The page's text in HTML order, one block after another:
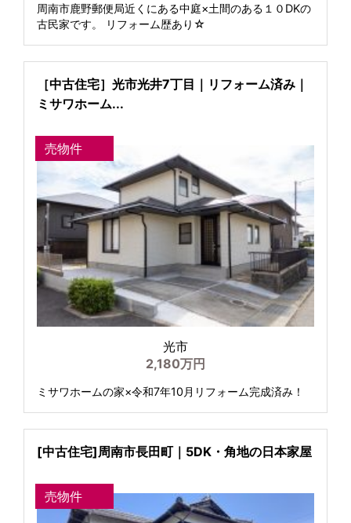
周南市鹿野郵便局近くにある中庭×土間のある１０DKの
古民家です。 リフォーム歴あり☆
［中古住宅］光市光井7丁目｜リフォーム済み｜
ミサワホーム...
売物件
光市
2,180万円
ミサワホームの家×令和7年10月リフォーム完成済み！
[中古住宅]周南市長田町｜5DK・角地の日本家屋
売物件